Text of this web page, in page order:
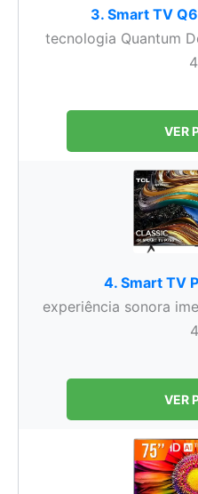
3. Smart TV
tecnologia Quantum
VER
4. Smart TV
experiência sonora
VER